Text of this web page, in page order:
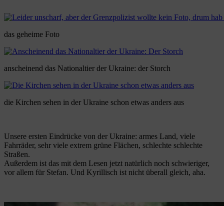
das geheime Foto
anscheinend das Nationaltier der Ukraine: der Storch
die Kirchen sehen in der Ukraine schon etwas anders aus
Unsere ersten Eindrücke von der Ukraine: armes Land, viele
Fahrräder, sehr viele extrem grüne Flächen, schlechte schlechte
Straßen.
Außerdem ist das mit dem Lesen jetzt natürlich noch schwieriger,
vor allem für Stefan. Und Kyrillisch ist nicht überall gleich, aha.